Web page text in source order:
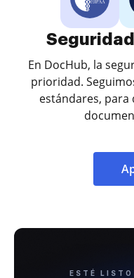
En DocHub, la
prioridad.
estándares,
ESTÉ LISTO